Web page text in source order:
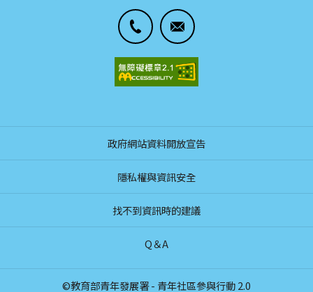
政府網站資料開放宣告
隱私權與資訊安全
找不到資訊時的建議
Q＆A
©教育部青年發展署 - 青年社區參與行動 2.0